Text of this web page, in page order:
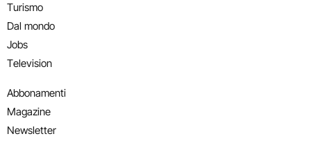
Turismo
Dal mondo
Jobs
Television
Abbonamenti
Magazine
Newsletter